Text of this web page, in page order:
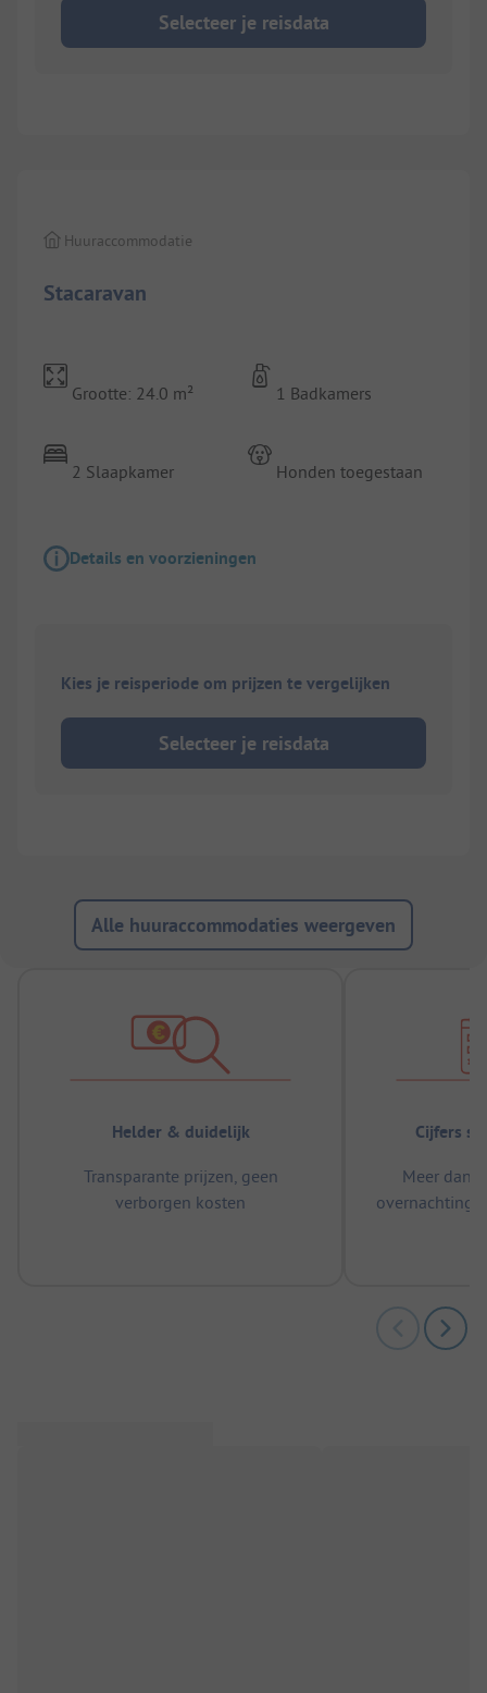
Selecteer je reisdata
Stacaravan
Huuraccommodatie
Grootte: 24.0 m²
2 Slaapkamer
1 Badkamers
Honden toegestaan
Details en voorzieningen
Kies je reisperiode om prijzen te vergelijken
Selecteer je reisdata
Alle huuraccommodaties weergeven
Helder & duidelijk
Transparante prijzen, geen
verborgen kosten
Cijfers
Meer dan